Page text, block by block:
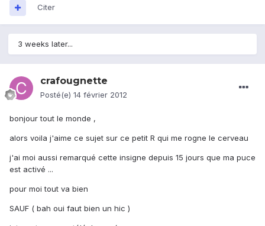
Citer
3 weeks later...
crafougnette
Posté(e) 14 février 2012
bonjour tout le monde ,
alors voila j'aime ce sujet sur ce petit R qui me rogne le cerveau
j'ai moi aussi remarqué cette insigne depuis 15 jours que ma puce
est activé ...
pour moi tout va bien
SAUF ( bah oui faut bien un hic )